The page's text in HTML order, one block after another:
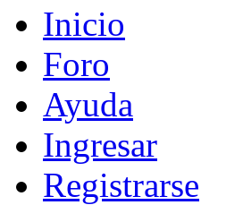
Inicio
Foro
Ayuda
Ingresar
Registrarse